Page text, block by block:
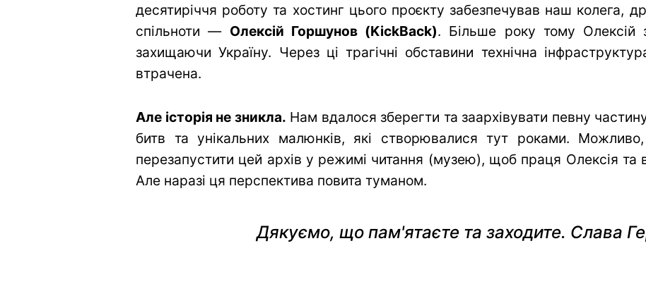
десятиріччя роботу та хостинг цього проєкту забезпечував наш колега,
спільноти — Олексій Горшунов (KickBack). Більше року тому Олексій
захищаючи Україну. Через ці трагічні обставини технічна
втрачена.
Але історія не зникла. Нам вдалося зберегти та заархівувати певну
битв та унікальних малюнків, які створювалися тут роками.
перезапустити цей архів у режимі читання (музею), щоб праця Олексія та
Але наразі ця перспектива повита туманом.
Дякуємо, що пам'ятаєте та заходите. Слава